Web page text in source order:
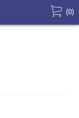
(0)